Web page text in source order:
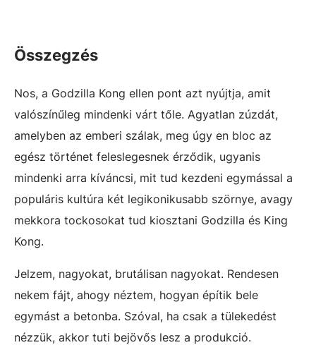
Összegzés
Nos, a Godzilla Kong ellen pont azt nyújtja, amit
valószínűleg mindenki várt tőle. Agyatlan zúzdát,
amelyben az emberi szálak, meg úgy en bloc az
egész történet feleslegesnek érződik, ugyanis
mindenki arra kíváncsi, mit tud kezdeni egymással a
populáris kultúra két legikonikusabb szörnye, avagy
mekkora tockosokat tud kiosztani Godzilla és King
Kong.
Jelzem, nagyokat, brutálisan nagyokat. Rendesen
nekem fájt, ahogy néztem, hogyan építik bele
egymást a betonba. Szóval, ha csak a tülekedést
nézzük, akkor tuti bejövős lesz a produkció.